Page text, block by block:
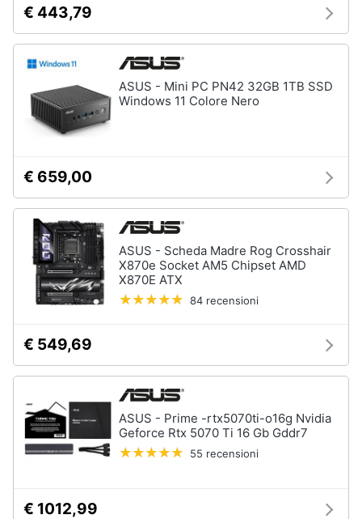
€ 443,79
ASUS - Mini PC PN42 32GB 1TB SSD
Windows 11 Colore Nero
€ 659,00
ASUS - Scheda Madre Rog Crosshair
X870e Socket AM5 Chipset AMD
X870E ATX
84 recensioni
€ 549,69
ASUS - Prime -rtx5070ti-o16g Nvidia
Geforce Rtx 5070 Ti 16 Gb Gddr7
55 recensioni
€ 1012,99